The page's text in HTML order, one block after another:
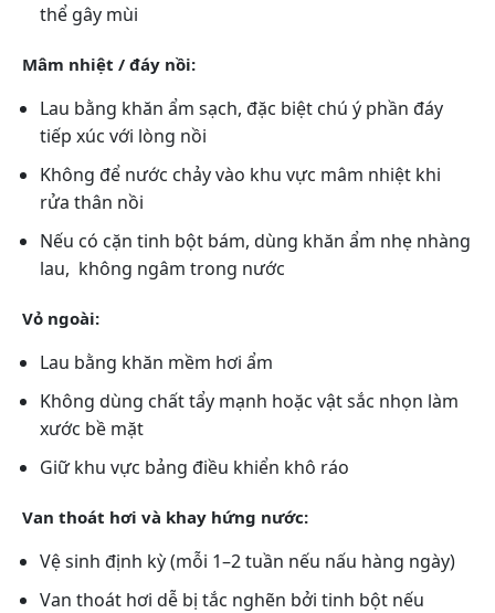
thể gây mùi
Mâm nhiệt / đáy nồi:
Lau bằng khăn ẩm sạch, đặc biệt chú ý phần đáy
tiếp xúc với lòng nồi
Không để nước chảy vào khu vực mâm nhiệt khi
rửa thân nồi
Nếu có cặn tinh bột bám, dùng khăn ẩm nhẹ nhàng
lau, không ngâm trong nước
Vỏ ngoài:
Lau bằng khăn mềm hơi ẩm
Không dùng chất tẩy mạnh hoặc vật sắc nhọn làm
xước bề mặt
Giữ khu vực bảng điều khiển khô ráo
Van thoát hơi và khay hứng nước:
Vệ sinh định kỳ (mỗi 1–2 tuần nếu nấu hàng ngày)
Van thoát hơi dễ bị tắc nghẽn bởi tinh bột nếu